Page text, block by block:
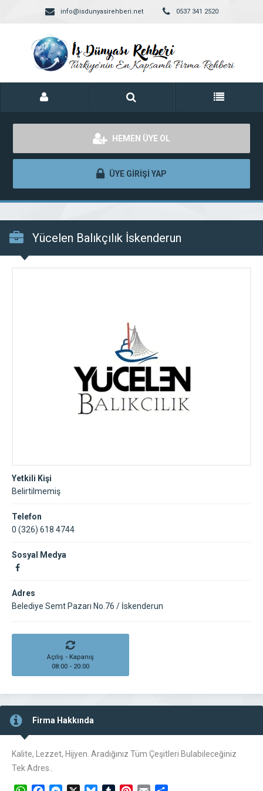
info@isdunyasirehberi.net 0537 341 2520
HEMEN ÜYE OL
ÜYE GİRİŞİ YAP
Yücelen Balıkçılık İskenderun
Yetkili Kişi
Belirtilmemiş
Telefon
0 (326) 618 4744
Sosyal Medya
Adres
Belediye Semt Pazarı No.76 / İskenderun
Açılış - Kapanış
08:00 - 20:00
Firma Hakkında
Kalite, Lezzet, Hijyen. Aradığınız Tüm Çeşitleri Bulabileceğiniz
Tek Adres..